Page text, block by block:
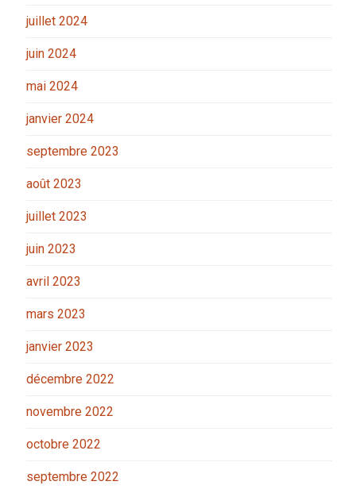
juillet 2024
juin 2024
mai 2024
janvier 2024
septembre 2023
août 2023
juillet 2023
juin 2023
avril 2023
mars 2023
janvier 2023
décembre 2022
novembre 2022
octobre 2022
septembre 2022